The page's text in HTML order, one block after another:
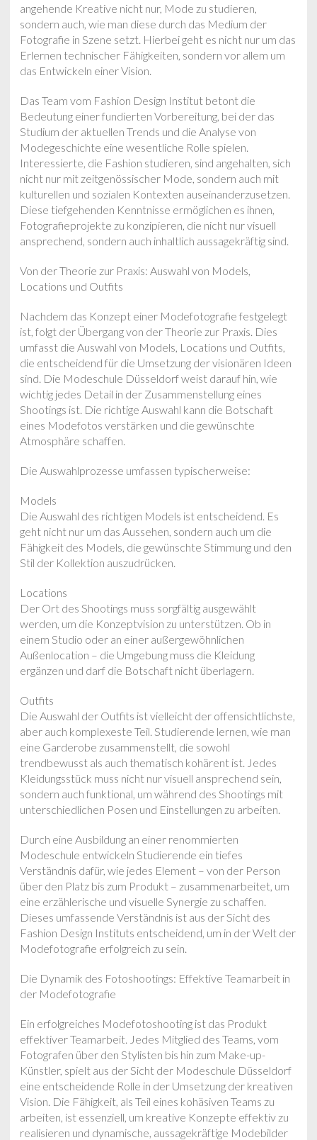
angehende Kreative nicht nur, Mode zu studieren,
sondern auch, wie man diese durch das Medium der
Fotografie in Szene setzt. Hierbei geht es nicht nur um das
Erlernen technischer Fähigkeiten, sondern vor allem um
das Entwickeln einer Vision.
Das Team vom Fashion Design Institut betont die
Bedeutung einer fundierten Vorbereitung, bei der das
Studium der aktuellen Trends und die Analyse von
Modegeschichte eine wesentliche Rolle spielen.
Interessierte, die Fashion studieren, sind angehalten, sich
nicht nur mit zeitgenössischer Mode, sondern auch mit
kulturellen und sozialen Kontexten auseinanderzusetzen.
Diese tiefgehenden Kenntnisse ermöglichen es ihnen,
Fotografieprojekte zu konzipieren, die nicht nur visuell
ansprechend, sondern auch inhaltlich aussagekräftig sind.
Von der Theorie zur Praxis: Auswahl von Models,
Locations und Outfits
Nachdem das Konzept einer Modefotografie festgelegt
ist, folgt der Übergang von der Theorie zur Praxis. Dies
umfasst die Auswahl von Models, Locations und Outfits,
die entscheidend für die Umsetzung der visionären Ideen
sind. Die Modeschule Düsseldorf weist darauf hin, wie
wichtig jedes Detail in der Zusammenstellung eines
Shootings ist. Die richtige Auswahl kann die Botschaft
eines Modefotos verstärken und die gewünschte
Atmosphäre schaffen.
Die Auswahlprozesse umfassen typischerweise:
Models
Die Auswahl des richtigen Models ist entscheidend. Es
geht nicht nur um das Aussehen, sondern auch um die
Fähigkeit des Models, die gewünschte Stimmung und den
Stil der Kollektion auszudrücken.
Locations
Der Ort des Shootings muss sorgfältig ausgewählt
werden, um die Konzeptvision zu unterstützen. Ob in
einem Studio oder an einer außergewöhnlichen
Außenlocation – die Umgebung muss die Kleidung
ergänzen und darf die Botschaft nicht überlagern.
Outfits
Die Auswahl der Outfits ist vielleicht der offensichtlichste,
aber auch komplexeste Teil. Studierende lernen, wie man
eine Garderobe zusammenstellt, die sowohl
trendbewusst als auch thematisch kohärent ist. Jedes
Kleidungsstück muss nicht nur visuell ansprechend sein,
sondern auch funktional, um während des Shootings mit
unterschiedlichen Posen und Einstellungen zu arbeiten.
Durch eine Ausbildung an einer renommierten
Modeschule entwickeln Studierende ein tiefes
Verständnis dafür, wie jedes Element – von der Person
über den Platz bis zum Produkt – zusammenarbeitet, um
eine erzählerische und visuelle Synergie zu schaffen.
Dieses umfassende Verständnis ist aus der Sicht des
Fashion Design Instituts entscheidend, um in der Welt der
Modefotografie erfolgreich zu sein.
Die Dynamik des Fotoshootings: Effektive Teamarbeit in
der Modefotografie
Ein erfolgreiches Modefotoshooting ist das Produkt
effektiver Teamarbeit. Jedes Mitglied des Teams, vom
Fotografen über den Stylisten bis hin zum Make-up-
Künstler, spielt aus der Sicht der Modeschule Düsseldorf
eine entscheidende Rolle in der Umsetzung der kreativen
Vision. Die Fähigkeit, als Teil eines kohäsiven Teams zu
arbeiten, ist essenziell, um kreative Konzepte effektiv zu
realisieren und dynamische, aussagekräftige Modebilder